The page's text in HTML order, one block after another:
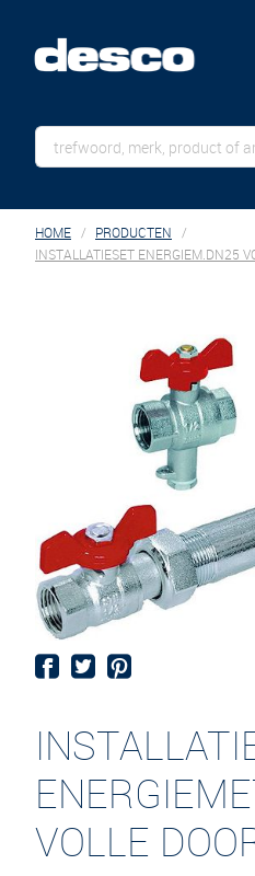
HOME
PRODUCTEN
INSTALLATIESET ENERGIEM.DN25
VOLLE